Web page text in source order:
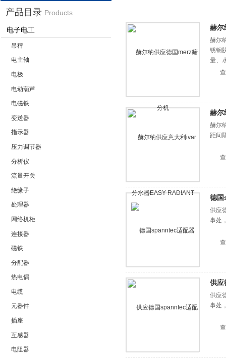
产品目录 Products
电子电工
吊秤
电主轴
电极
电动葫芦
电磁铁
变送器
指示器
压力调节器
分析仪
流量开关
绝缘子
处理器
网络机柜
连接器
磁铁
分配器
热电偶
电缆
元器件
插座
互感器
电阻器
赫尔
赫尔
锈钢
量、
赫尔
赫尔
距间
德
供应
事处
供
供应
事处